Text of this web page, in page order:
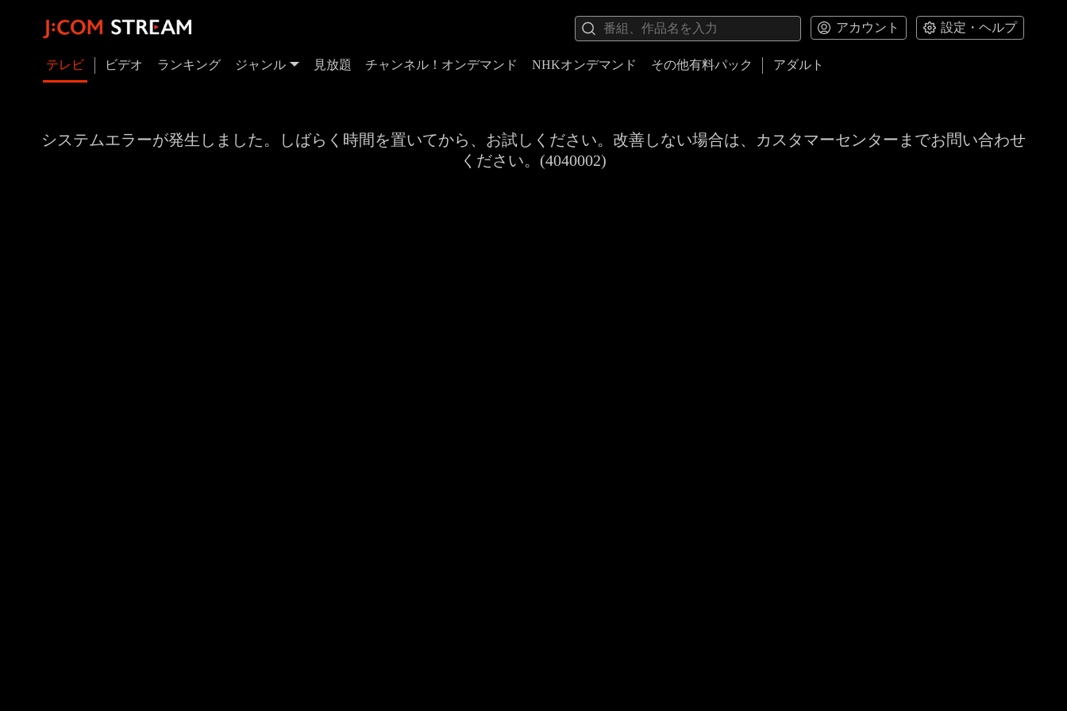
アカウント 設定・ヘルプ
テレビ ビデオ ランキング ジャンル 見放題 チャンネル！オンデマンド NHKオンデマンド その他有料パック アダルト
システムエラーが発生しました。しばらく時間を置いてから、お試しください。改善しない場合は、カスタマーセンターまでお問い合わせ
ください。(4040002)